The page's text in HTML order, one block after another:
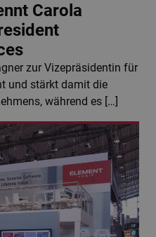
Carola
zur Vizepräsidentin für
und stärkt damit die
während es […]